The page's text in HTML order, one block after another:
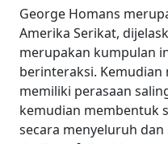
George Homans
Amerika Serikat,
merupakan kumpulan
berinteraksi.
memiliki perasaan
kemudian membentuk
secara menyeluruh